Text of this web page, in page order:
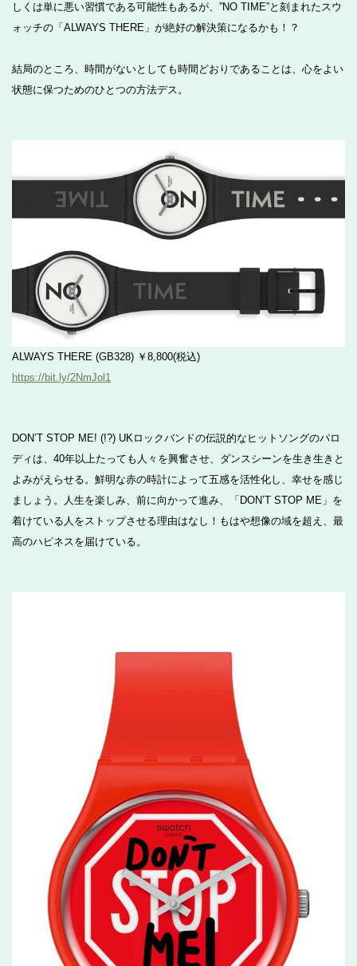
しくは単に悪い習慣である可能性もあるが、”NO TIME”と刻まれたスウ
ォッチの「ALWAYS THERE」が絶好の解決策になるかも！？
結局のところ、時間がないとしても時間どおりであることは、心をよい
状態に保つためのひとつの方法デス。
ALWAYS THERE (GB328) ￥8,800(税込)
https://bit.ly/2NmJol1
DON’T STOP ME! (!?) UKロックバンドの伝説的なヒットソングのパロ
ディは、40年以上たっても人々を興奮させ、ダンスシーンを生き生きと
よみがえらせる。鮮明な赤の時計によって五感を活性化し、幸せを感じ
ましょう。人生を楽しみ、前に向かって進み、「DON’T STOP ME」を
着けている人をストップさせる理由はなし！もはや想像の域を超え、最
高のハピネスを届けている。